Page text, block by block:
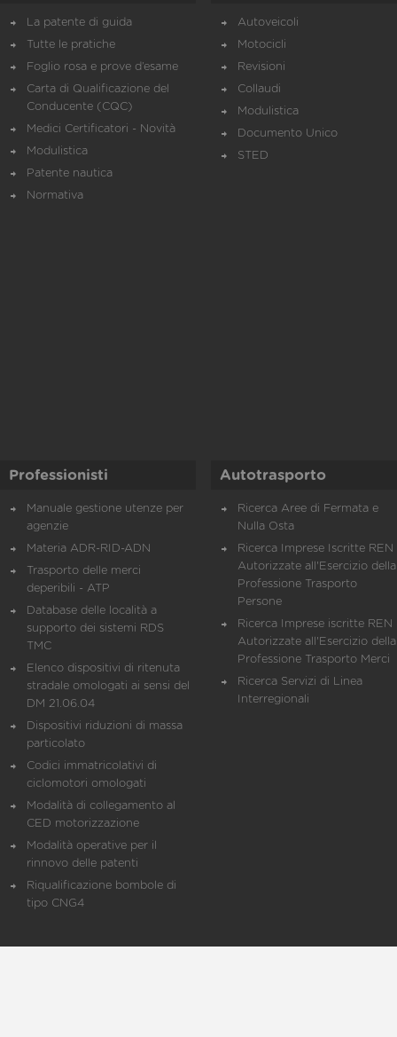
La patente di guida
Tutte le pratiche
Foglio rosa e prove d’esame
Carta di Qualificazione del
Conducente (CQC)
Medici Certificatori - Novità
Modulistica
Patente nautica
Normativa
Autoveicoli
Motocicli
Revisioni
Collaudi
Modulistica
Documento Unico
STED
Professionisti
Manuale gestione utenze per
agenzie
Materia ADR-RID-ADN
Trasporto delle merci
deperibili - ATP
Database delle località a
supporto dei sistemi RDS
TMC
Elenco dispositivi di ritenuta
stradale omologati ai sensi del
DM 21.06.04
Dispositivi riduzioni di massa
particolato
Codici immatricolativi di
ciclomotori omologati
Modalità di collegamento al
CED motorizzazione
Modalità operative per il
rinnovo delle patenti
Riqualificazione bombole di
tipo CNG4
Autotrasporto
Ricerca Aree di Fermata e
Nulla Osta
Ricerca Imprese Iscritte REN
Autorizzate all'Esercizio della
Professione Trasporto
Persone
Ricerca Imprese iscritte REN
Autorizzate all'Esercizio della
Professione Trasporto Merci
Ricerca Servizi di Linea
Interregionali